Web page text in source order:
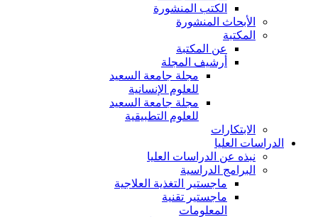
الكتب المنشورة
الأبحاث المنشورة
المكتبة
عن المكتبة
أرشيف المجلة
مجلة جامعة السعيد
للعلوم الإنسانية
مجلة جامعة السعيد
للعلوم التطبيقية
الابتكارات
الدراسات العليا
نبذه عن الدراسات العليا
البرامج الدراسية
ماجستير التغذية العلاجية
ماجستير تقنية
المعلومات